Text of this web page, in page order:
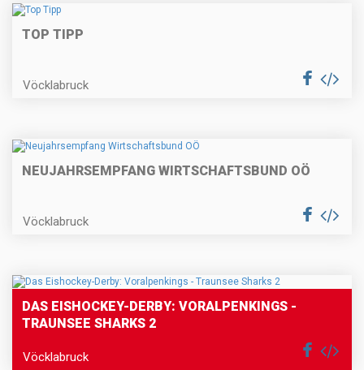
TOP TIPP
Vöcklabruck
NEUJAHRSEMPFANG WIRTSCHAFTSBUND OÖ
Vöcklabruck
DAS EISHOCKEY-DERBY: VORALPENKINGS -
TRAUNSEE SHARKS 2
Vöcklabruck